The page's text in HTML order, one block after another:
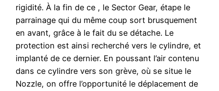
rigidité. À la fin de ce , le Sector Gear, étape le
parrainage qui du même coup sort brusquement
en avant, grâce à le fait du se détache. Le
protection est ainsi recherché vers le cylindre, et
implanté de ce dernier. En poussant l’air contenu
dans ce cylindre vers son grève, où se situe le
Nozzle, on offre l’opportunité le déplacement de